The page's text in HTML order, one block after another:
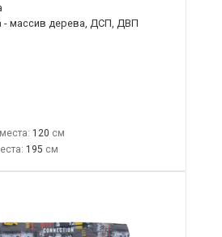
- массив дерева, ДСП, ДВП
120
195